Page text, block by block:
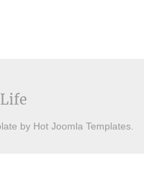
by Hot Joomla Templates.